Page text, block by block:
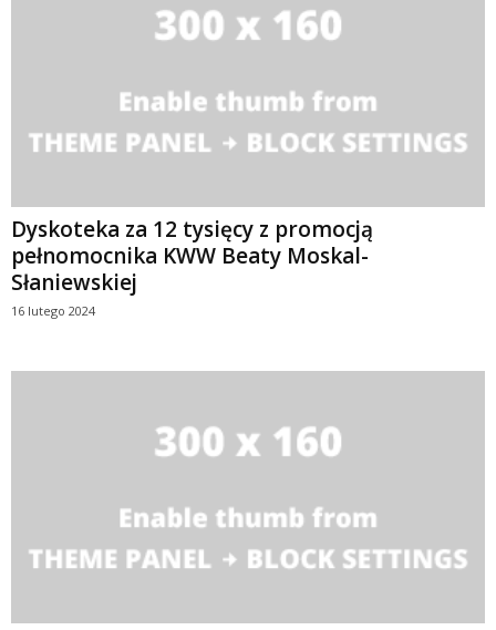
Dyskoteka za 12 tysięcy z promocją
pełnomocnika KWW Beaty Moskal-
Słaniewskiej
16 lutego 2024